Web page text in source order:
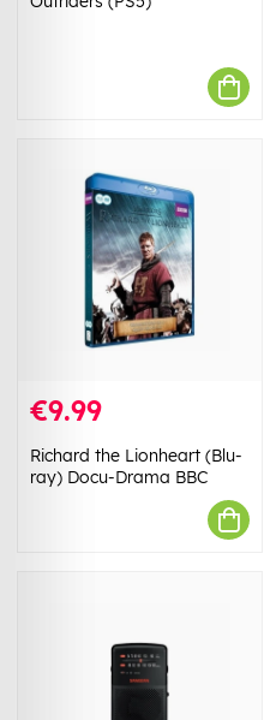
€9.99
Richard the Lionheart (Blu-
ray) Docu-Drama BBC